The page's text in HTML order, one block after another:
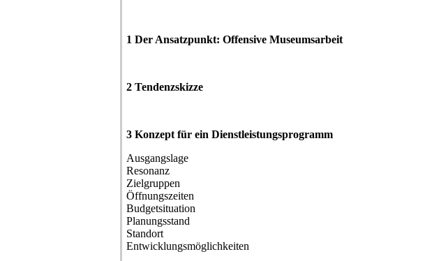
1 Der Ansatzpunkt: Offensive Museumsarbeit
2 Tendenzskizze
3 Konzept für ein Dienstleistungsprogramm
Ausgangslage
Resonanz
Zielgruppen
Öffnungszeiten
Budgetsituation
Planungsstand
Standort
Entwicklungsmöglichkeiten